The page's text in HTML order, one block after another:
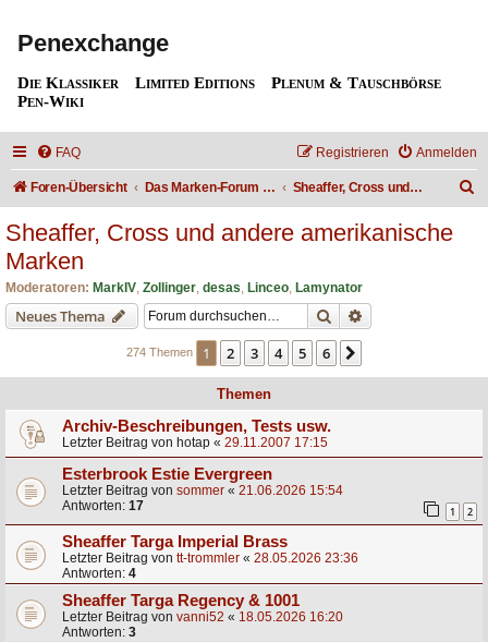
Penexchange
Die Klassiker Limited Editions
Plenum & Tauschbörse
Pen-Wiki
FAQ Anmelden
Registrieren
Foren-Übersicht Das Marken-Forum / The Brand forum Sheaffer, Cross und andere amerikanische Marken
Sheaffer, Cross und andere amerikanische
Marken
Moderatoren: MarkIV, Zollinger, desas, Linceo, Lamynator
Neues Thema Suche
274 Themen 1 2 3 4 5 6
Themen
Archiv-Beschreibungen, Tests usw.
Letzter Beitrag von hotap « 29.11.2007 17:15
Esterbrook Estie Evergreen
Letzter Beitrag von sommer « 21.06.2026 15:54
Antworten: 17 1 2
Sheaffer Targa Imperial Brass
Letzter Beitrag von tt-trommler « 28.05.2026 23:36
Antworten: 4
Sheaffer Targa Regency & 1001
Letzter Beitrag von vanni52 « 18.05.2026 16:20
Antworten: 3